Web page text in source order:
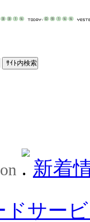
新着
ドサー